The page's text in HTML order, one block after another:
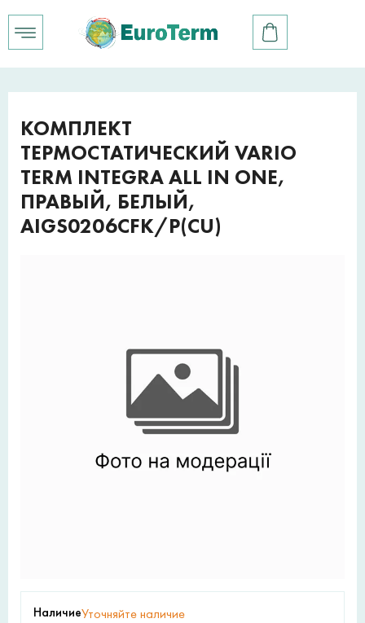
КОМПЛЕКТ
ТЕРМОСТАТИЧЕСКИЙ VARIO
TERM INTEGRA ALL IN ONE,
ПРАВЫЙ, БЕЛЫЙ,
AIGS0206CFK/P(CU)
НаличиеУточняйте наличие